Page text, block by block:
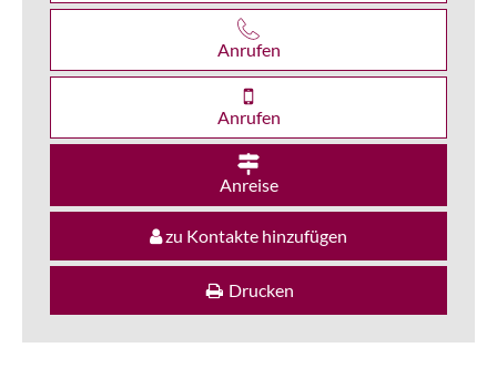
Anrufen
Anrufen
Anreise
zu Kontakte hinzufügen
Drucken